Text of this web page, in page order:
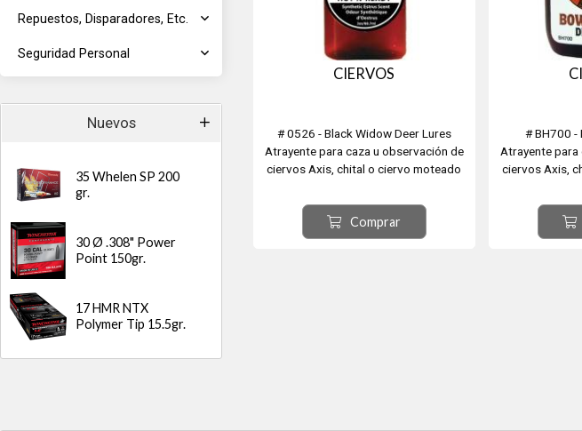
Repuestos, Disparadores, Etc.
Seguridad Personal
Nuevos
35 Whelen SP 200
gr.
30 Ø .308" Power
Point 150gr.
17 HMR NTX
Polymer Tip 15.5gr.
CIERVOS
# 0526 - Black Widow Deer Lures
Atrayente para caza u observación de
ciervos Axis, chital o ciervo moteado
(Dama dama, a veces llamado Cervus
dama), Ciervo Rojo (Cervus elaphus),
también llamado ciervo europeo, ciervo
Comprar
# BH700 -
Atrayente
ciervos Axis,
(Dama dama,
dama), Ciervo
también